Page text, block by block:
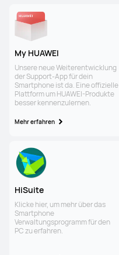
My HUAWEI
Unsere neue Weiterentwicklung
der Support-App für dein
Smartphone ist da. Eine offizielle
Plattform um HUAWEI-Produkte
besser kennenzulernen.
Mehr erfahren
HiSuite
Klicke hier, um mehr über das
Smartphone
Verwaltungsprogramm für den
PC zu erfahren.